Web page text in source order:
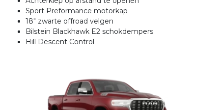
Sport Preformance motorkap
18" zwarte offroad velgen
Bilstein Blackhawk E2 schokdempers
Hill Descent Control